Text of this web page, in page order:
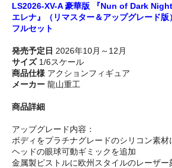
LS2026-XV-A 豪華版 『Nun of Dark
エレナ』（リマスター＆アップグレード
フルセット
発売予定日 2026年10月～12月
サイズ1/6スケール
商品仕様 アクションフィギュア
メーカー 龍山重工
商品詳細
アップグレード内容：
ボディをプラチナグレードのシリコン素材
ヘッドの眼球可動ギミックを追加
金属製ピストルに欧州スタイルのレーザー